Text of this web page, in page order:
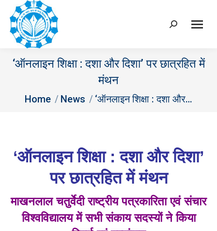
Search:
‘ऑनलाइन शिक्षा : दशा और दिशा’ पर छात्रहित में
मंथन
You are here:
Home News ‘ऑनलाइन शिक्षा : दशा और…
‘ऑनलाइन शिक्षा : दशा और दिशा’
पर छात्रहित में मंथन
माखनलाल चतुर्वेदी राष्ट्रीय पत्रकारिता एवं संचार
विश्वविद्यालय में सभी संकाय सदस्यों ने किया